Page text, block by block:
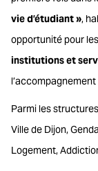
vie d’étudiant »,
opportunité pour
institutions et
Parmi les
Ville de Dijon,
Logement,